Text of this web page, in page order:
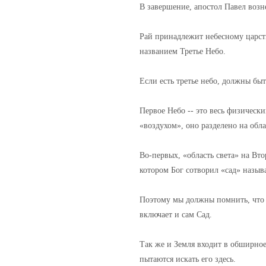
В завершение, апостол Павел
Рай принадлежит небесному
названием Третье Небо.
Если есть третье небо, должны
Первое Небо -- это весь
«воздухом», оно разделено на
Во-первых, «область света» на
котором Бог сотворил «сад»
Поэтому мы должны помнить, что
включает и сам Сад.
Так же и Земля входит в
пытаются искать его здесь.